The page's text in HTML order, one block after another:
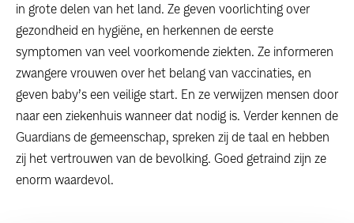
in grote delen van het land. Ze geven voorlichting over
gezondheid en hygiëne, en herkennen de eerste
symptomen van veel voorkomende ziekten. Ze informeren
zwangere vrouwen over het belang van vaccinaties, en
geven baby’s een veilige start. En ze verwijzen mensen door
naar een ziekenhuis wanneer dat nodig is. Verder kennen de
Guardians de gemeenschap, spreken zij de taal en hebben
zij het vertrouwen van de bevolking. Goed getraind zijn ze
enorm waardevol.